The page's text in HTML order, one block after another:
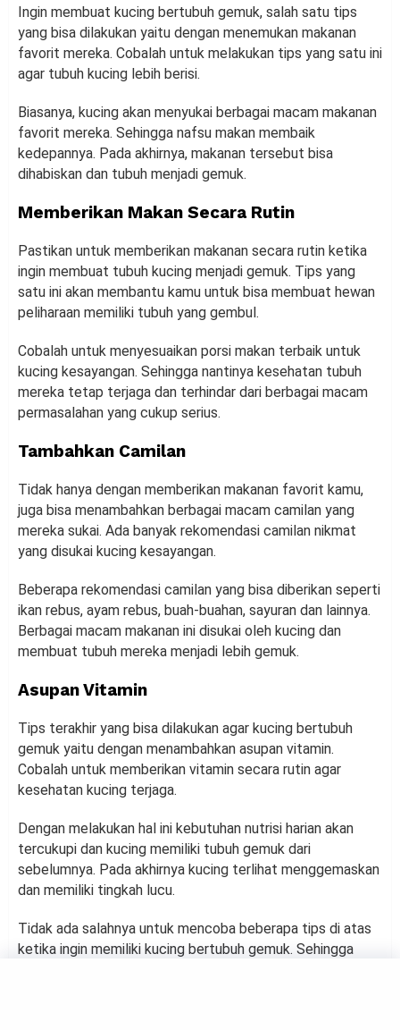
Ingin membuat kucing bertubuh gemuk, salah satu tips
yang bisa dilakukan yaitu dengan menemukan makanan
favorit mereka. Cobalah untuk melakukan tips yang satu ini
agar tubuh kucing lebih berisi.
Biasanya, kucing akan menyukai berbagai macam makanan
favorit mereka. Sehingga nafsu makan membaik
kedepannya. Pada akhirnya, makanan tersebut bisa
dihabiskan dan tubuh menjadi gemuk.
Memberikan Makan Secara Rutin
Pastikan untuk memberikan makanan secara rutin ketika
ingin membuat tubuh kucing menjadi gemuk. Tips yang
satu ini akan membantu kamu untuk bisa membuat hewan
peliharaan memiliki tubuh yang gembul.
Cobalah untuk menyesuaikan porsi makan terbaik untuk
kucing kesayangan. Sehingga nantinya kesehatan tubuh
mereka tetap terjaga dan terhindar dari berbagai macam
permasalahan yang cukup serius.
Tambahkan Camilan
Tidak hanya dengan memberikan makanan favorit kamu,
juga bisa menambahkan berbagai macam camilan yang
mereka sukai. Ada banyak rekomendasi camilan nikmat
yang disukai kucing kesayangan.
Beberapa rekomendasi camilan yang bisa diberikan seperti
ikan rebus, ayam rebus, buah-buahan, sayuran dan lainnya.
Berbagai macam makanan ini disukai oleh kucing dan
membuat tubuh mereka menjadi lebih gemuk.
Asupan Vitamin
Tips terakhir yang bisa dilakukan agar kucing bertubuh
gemuk yaitu dengan menambahkan asupan vitamin.
Cobalah untuk memberikan vitamin secara rutin agar
kesehatan kucing terjaga.
Dengan melakukan hal ini kebutuhan nutrisi harian akan
tercukupi dan kucing memiliki tubuh gemuk dari
sebelumnya. Pada akhirnya kucing terlihat menggemaskan
dan memiliki tingkah lucu.
Tidak ada salahnya untuk mencoba beberapa tips di atas
ketika ingin memiliki kucing bertubuh gemuk. Sehingga